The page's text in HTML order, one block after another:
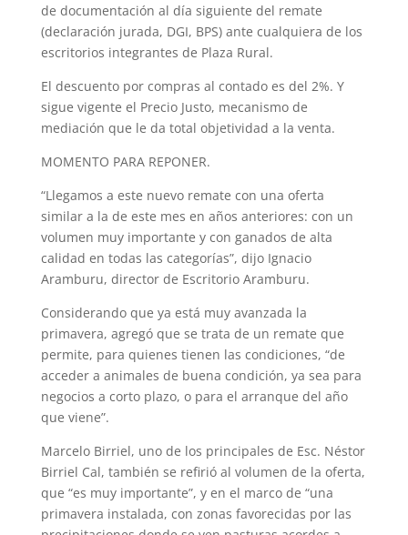
de documentación al día siguiente del remate
(declaración jurada, DGI, BPS) ante cualquiera de los
escritorios integrantes de Plaza Rural.
El descuento por compras al contado es del 2%. Y
sigue vigente el Precio Justo, mecanismo de
mediación que le da total objetividad a la venta.
MOMENTO PARA REPONER.
“Llegamos a este nuevo remate con una oferta
similar a la de este mes en años anteriores: con un
volumen muy importante y con ganados de alta
calidad en todas las categorías”, dijo Ignacio
Aramburu, director de Escritorio Aramburu.
Considerando que ya está muy avanzada la
primavera, agregó que se trata de un remate que
permite, para quienes tienen las condiciones, “de
acceder a animales de buena condición, ya sea para
negocios a corto plazo, o para el arranque del año
que viene”.
Marcelo Birriel, uno de los principales de Esc. Néstor
Birriel Cal, también se refirió al volumen de la oferta,
que “es muy importante”, y en el marco de “una
primavera instalada, con zonas favorecidas por las